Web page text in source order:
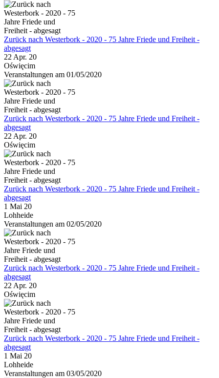
Zurück nach Westerbork - 2020 - 75 Jahre Friede und Freiheit -
abgesagt
22 Apr. 20
Oświęcim
Veranstaltungen am 01/05/2020
Zurück nach Westerbork - 2020 - 75 Jahre Friede und Freiheit -
abgesagt
22 Apr. 20
Oświęcim
Zurück nach Westerbork - 2020 - 75 Jahre Friede und Freiheit -
abgesagt
1 Mai 20
Lohheide
Veranstaltungen am 02/05/2020
Zurück nach Westerbork - 2020 - 75 Jahre Friede und Freiheit -
abgesagt
22 Apr. 20
Oświęcim
Zurück nach Westerbork - 2020 - 75 Jahre Friede und Freiheit -
abgesagt
1 Mai 20
Lohheide
Veranstaltungen am 03/05/2020